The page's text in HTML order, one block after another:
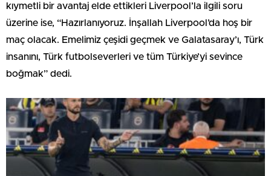
kıymetli bir avantaj elde ettikleri Liverpool’la ilgili soru
üzerine ise, “Hazırlanıyoruz. İnşallah Liverpool’da hoş bir
maç olacak. Emelimiz çeşidi geçmek ve Galatasaray’ı, Türk
insanını, Türk futbolseverleri ve tüm Türkiye’yi sevince
boğmak” dedi.